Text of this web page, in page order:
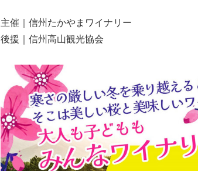
主催｜信州たかやまワイナリー
後援｜信州高山観光協会